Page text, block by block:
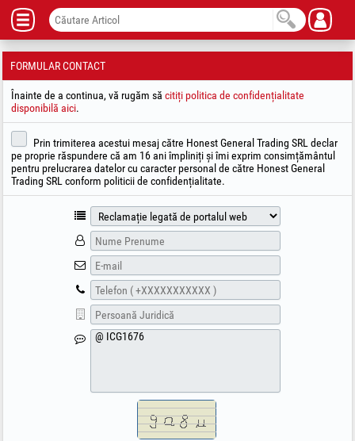
FORMULAR CONTACT
Înainte de a continua, vă rugăm să citiți politica de confidențialitate
disponibilă aici.
Prin trimiterea acestui mesaj către Honest General Trading SRL declar
pe proprie răspundere că am 16 ani împliniți și îmi exprim consimțământul
pentru prelucrarea datelor cu caracter personal de către Honest General
Trading SRL conform politicii de confidențialitate.